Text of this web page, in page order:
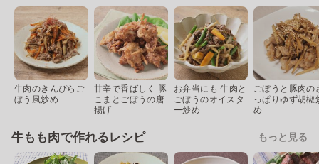
牛肉のきんぴらご
ぼう風炒め
甘辛で香ばしく 豚
こまとごぼうの唐
揚げ
お弁当にも 牛肉と
ごぼうのオイスタ
ー炒め
ごぼうと豚肉の
っぱりゆず胡椒
め
牛もも肉で作れるレシピ もっと見る